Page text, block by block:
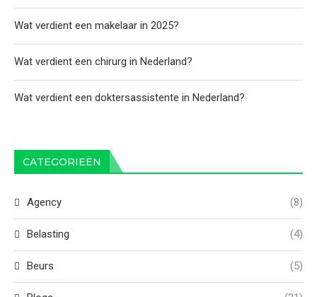
Wat verdient een makelaar in 2025?
Wat verdient een chirurg in Nederland?
Wat verdient een doktersassistente in Nederland?
CATEGORIEËN
Agency (8)
Belasting (4)
Beurs (5)